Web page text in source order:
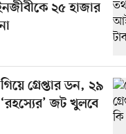
২৫ হাজার
গ্রেপ্তার ডন, ২৯
জট খুলবে